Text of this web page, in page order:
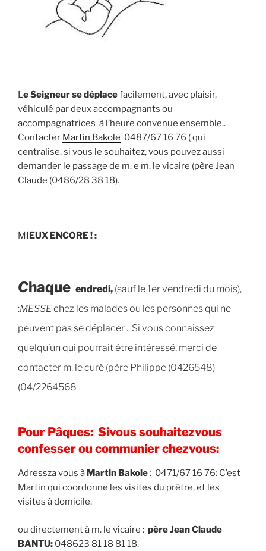
Le Seigneur se déplacefacilement, avec plaisir,
véhiculé par deux accompagnants ou
accompagnatrices à l’heure convenue ensemble..
Contacter Martin Bakole 0487/67 16 76 ( qui
centralise. si vous le souhaitez, vous pouvez aussi
demander le passage de m. e m. le vicaire (père Jean
Claude (0486/28 38 18).
MIEUX ENCORE ! :
Chaque endredi, (sauf le 1er vendredi du mois),
:MESSEchez les malades ou les personnes qui ne
peuvent pas se déplacer . Si vous connaissez
quelqu’un qui pourrait être intéressé, merci de
contacter m. le curé (père Philippe (0426548)
(04/2264568
Pour Pâques: Sivous souhaitezvous
confesser ou communier chezvous:
Adressza vous à Martin Bakole: 0471/67 16 76: C’est
Martin qui coordonne les visites du prêtre, et les
visites à domicile.
ou directement à m. le vicaire : père Jean Claude
BANTU: 048623 81 18 81 18.